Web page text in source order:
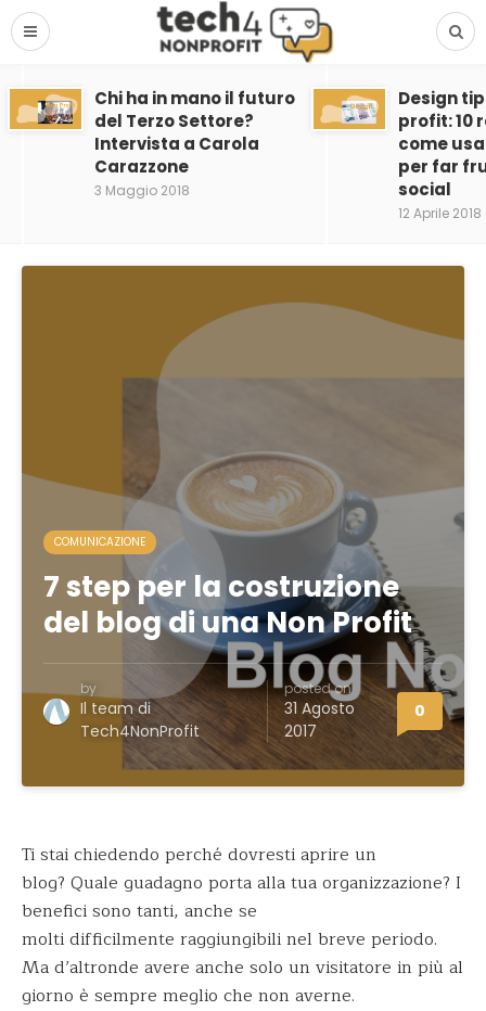
Chi ha in mano il futuro
del Terzo Settore?
Intervista a Carola
Carazzone
3 Maggio 2018
Design
profit: 10
come
per far
social
12 Aprile 2018
COMUNICAZIONE
7 step per la costruzione
del blog di una Non Profit
by
Il team di
Tech4NonProfit
posted on
31 Agosto
2017
0
Ti stai chiedendo perché dovresti aprire un
blog? Quale guadagno porta alla tua organizzazione? I
benefici sono tanti, anche se
molti difficilmente raggiungibili nel breve periodo.
Ma d’altronde avere anche solo un visitatore in più al
giorno è sempre meglio che non averne.